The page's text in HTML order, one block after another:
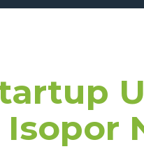
Isopor